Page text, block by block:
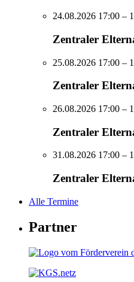
24.08.2026 17:00 –
Zentraler
25.08.2026 17:00 –
Zentraler
26.08.2026 17:00 –
Zentraler
31.08.2026 17:00 –
Zentraler
Alle Termine
Partner